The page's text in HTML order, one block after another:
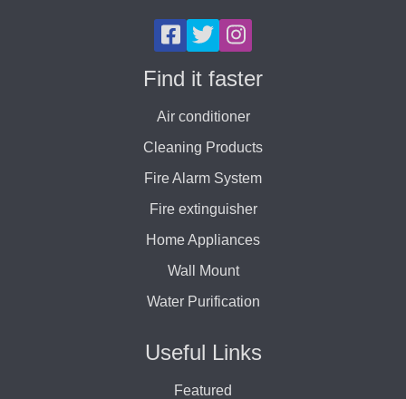
Find it faster
Air conditioner
Cleaning Products
Fire Alarm System
Fire extinguisher
Home Appliances
Wall Mount
Water Purification
Useful Links
Featured